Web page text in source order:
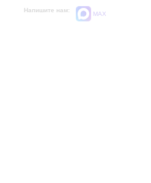
Напишите нам:
MAX